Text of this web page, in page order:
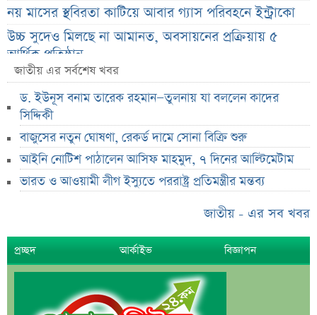
নয় মাসের স্থবিরতা কাটিয়ে আবার গ্যাস পরিবহনে ইন্ট্রাকো
উচ্চ সুদেও মিলছে না আমানত, অবসায়নের প্রক্রিয়ায় ৫
আর্থিক প্রতিষ্ঠান
রাষ্ট্রপতি নির্বাচনের চূড়ান্ত তারিখ ঘোষণা
সাকিবের বাড়িতে হামলার পর কড়া প্রতিক্রিয়া পশ্চিমবঙ্গের
মন্ত্রীর
০৬ আগস্ট ব্লকে পাঁচ কোম্পানির বড় লেনদেন
অর্ধ-বার্ষিক আর্থিক প্রতিবেদন নিয়ে আর্নিংস ডিসক্লোজার
করবে ব্র্যাক ব্যাংক
কর্ণফুলী ইন্স্যুরেন্সের অর্ধ-বার্ষিক সম্মেলন অনুষ্ঠিত
৭৫ হাজার ২৮৩ শেয়ার মনোনীত উত্তরাধিকারীর নামে
হস্তান্তর
আস্থা থাকলেও বাজারে অস্থিরতা, তদারকি বাড়ানোর পরামর্শ
০৬ আগস্ট লেনদেনের শীর্ষ ১০ শেয়ার
জাতীয় এর সর্বশেষ খবর
ড. ইউনূস বনাম তারেক রহমান—তুলনায় যা বললেন কাদের
সিদ্দিকী
বাজুসের নতুন ঘোষণা, রেকর্ড দামে সোনা বিক্রি শুরু
আইনি নোটিশ পাঠালেন আসিফ মাহমুদ, ৭ দিনের আল্টিমেটাম
ভারত ও আওয়ামী লীগ ইস্যুতে পররাষ্ট্র প্রতিমন্ত্রীর মন্তব্য
জাতীয় - এর সব খবর
প্রচ্ছদ আর্কাইভ বিজ্ঞাপন